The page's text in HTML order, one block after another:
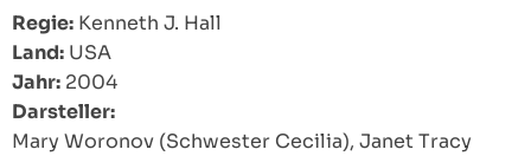
Regie: Kenneth J. Hall
Land: USA
Jahr: 2004
Darsteller:
Mary Woronov (Schwester Cecilia), Janet Tracy